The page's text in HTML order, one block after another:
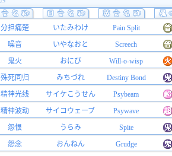
分担痛楚 いたみわけ
Pain Split
噪音
いやなおと
Screech
鬼火
おにび
Will-o-wisp
殊死同归
みちづれ
Destiny Bond
精神光线
サイケこうせん
Psybeam
精神波动
サイコウェーブ
Psywave
怨恨
うらみ
Spite
怨念
おんねん
Grudge